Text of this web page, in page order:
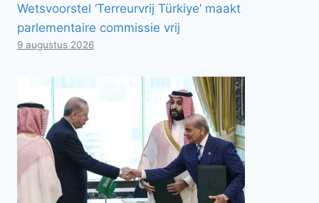
Wetsvoorstel ‘Terreurvrij Türkiye’ maakt
parlementaire commissie vrij
9 augustus 2026